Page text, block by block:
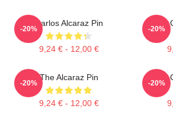
Carlos Alcaraz Pin
9,24 € - 12,00 €
-20% -20%
The Alcaraz Pin
9,24 € - 12,00 €
-20% -20%